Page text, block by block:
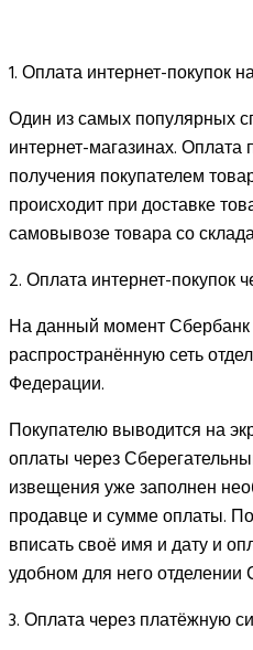
1. Оплата интернет-покупок
Один из самых популярных
интернет-магазинах.
получения покупателем
происходит при доставке
самовывозе товара со
2. Оплата интернет-покупок
На данный момент
распространённую сеть
Федерации.
Покупателю выводится на
оплаты через
извещения уже заполнен
продавце и сумме оплаты.
вписать своё имя и дату и
удобном для него
3. Оплата через платёжную